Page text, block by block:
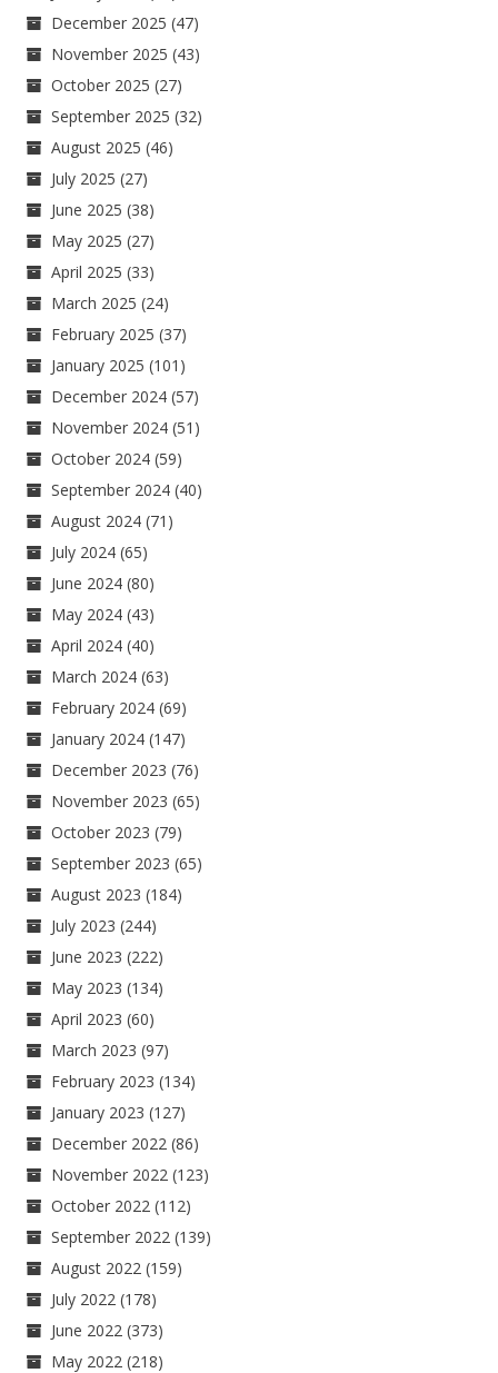
December 2025 (47)
November 2025 (43)
October 2025 (27)
September 2025 (32)
August 2025 (46)
July 2025 (27)
June 2025 (38)
May 2025 (27)
April 2025 (33)
March 2025 (24)
February 2025 (37)
January 2025 (101)
December 2024 (57)
November 2024 (51)
October 2024 (59)
September 2024 (40)
August 2024 (71)
July 2024 (65)
June 2024 (80)
May 2024 (43)
April 2024 (40)
March 2024 (63)
February 2024 (69)
January 2024 (147)
December 2023 (76)
November 2023 (65)
October 2023 (79)
September 2023 (65)
August 2023 (184)
July 2023 (244)
June 2023 (222)
May 2023 (134)
April 2023 (60)
March 2023 (97)
February 2023 (134)
January 2023 (127)
December 2022 (86)
November 2022 (123)
October 2022 (112)
September 2022 (139)
August 2022 (159)
July 2022 (178)
June 2022 (373)
May 2022 (218)